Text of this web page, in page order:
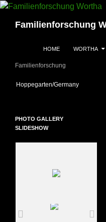
Zum
springenFamilienforschung
HOME WORTHA
Familienforschung
Hoppegarten/Germany
PHOTO GALLERY
SLIDESHOW